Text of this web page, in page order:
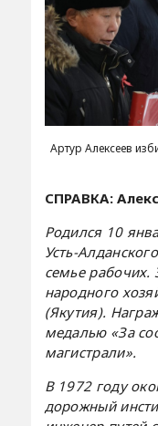
Артур Алексеев
СПРАВКА:
Родился 10
Усть-
семье рабочих.
народного
(Якутия).
медалью «За
магистрали».
В 1972 году
дорожный